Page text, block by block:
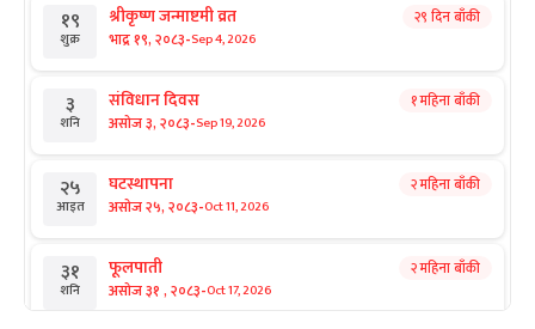
१९
शुक्र
श्रीकृष्ण जन्माष्टमी व्रत
भाद्र १९, २०८३-Sep 4, 2026
२९ दिन बाँकी
३
शनि
संविधान दिवस
असोज ३, २०८३-Sep 19, 2026
१ महिना बाँकी
२५
आइत
घटस्थापना
असोज २५, २०८३-Oct 11, 2026
२ महिना बाँकी
३१
शनि
फूलपाती
असोज ३१ , २०८३-Oct 17, 2026
२ महिना बाँकी